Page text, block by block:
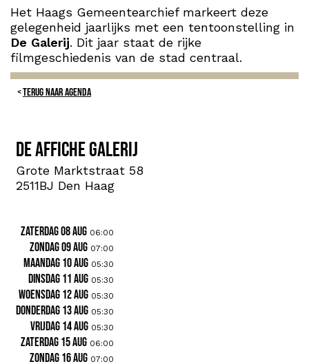
Het Haags Gemeentearchief markeert deze
gelegenheid jaarlijks met een tentoonstelling in
De Galerij. Dit jaar staat de rijke
filmgeschiedenis van de stad centraal.
TERUG NAAR AGENDA
De Affiche Galerij
Grote Marktstraat 58
2511BJ Den Haag
zaterdag 08 aug 06:00
zondag 09 aug 07:00
maandag 10 aug 05:30
dinsdag 11 aug 05:30
woensdag 12 aug 05:30
donderdag 13 aug 05:30
vrijdag 14 aug 05:30
zaterdag 15 aug 06:00
zondag 16 aug 07:00